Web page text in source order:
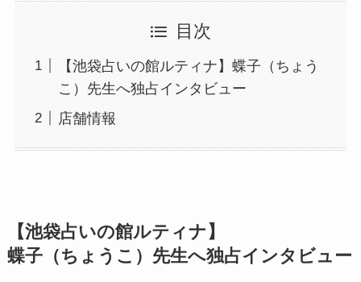
目次
【池袋占いの館ルティナ】蝶子（ちょう
こ）先生へ独占インタビュー
店舗情報
【池袋占いの館ルティナ】
蝶子（ちょうこ）先生へ独占インタビュー